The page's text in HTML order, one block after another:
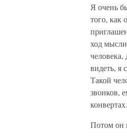
Я очень
того, как
ход
видеть, я
Такой
звонков,
конвертах.
Потом он